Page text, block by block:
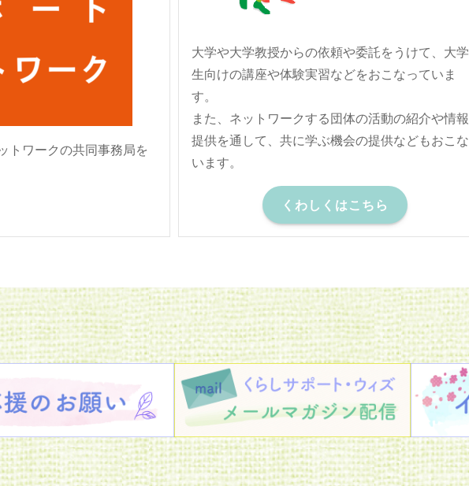
トワークの共同事務局を
大学や大学教授からの依頼や委託をうけて、大学
生向けの講座や体験実習などをおこなっていま
す。
また、ネットワークする団体の活動の紹介や情報
提供を通して、共に学ぶ機会の提供などもおこな
います。
くわしくはこちら